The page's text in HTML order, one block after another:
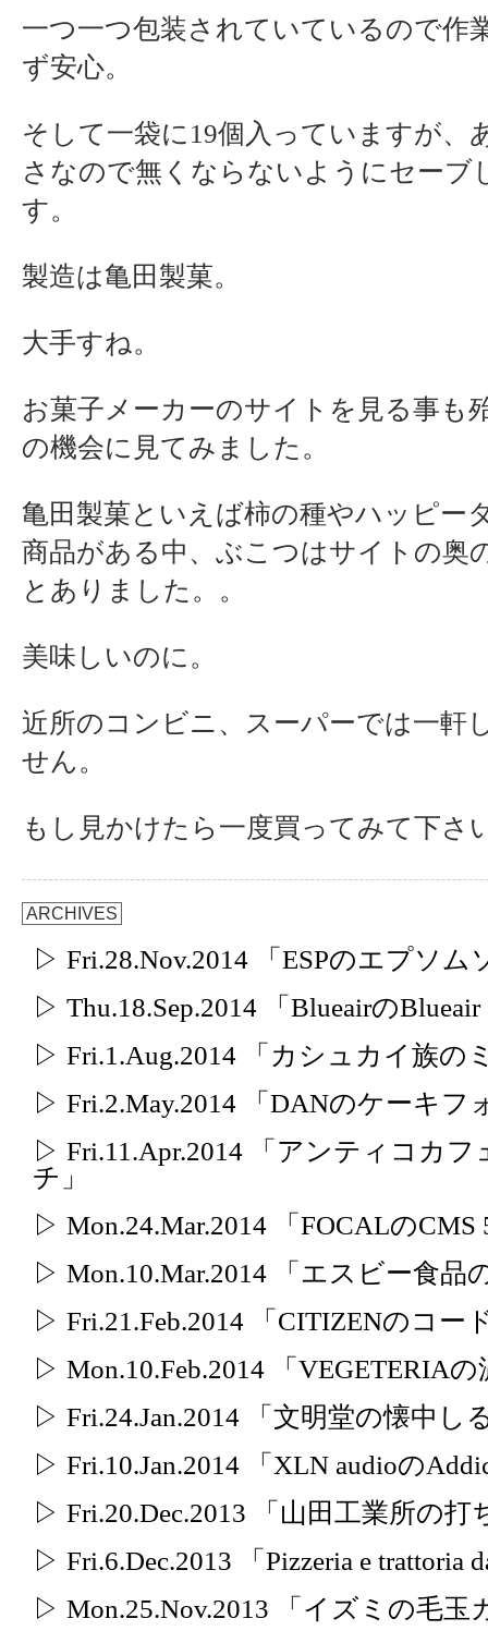
一つ一つ包装されていているので作
ず安心。
そして一袋に19個入っていますが、
さなので無くならないようにセーブ
す。
製造は亀田製菓。
大手すね。
お菓子メーカーのサイトを見る事も
の機会に見てみました。
亀田製菓といえば柿の種やハッピー
商品がある中、ぶこつはサイトの奥
とありました。。
美味しいのに。
近所のコンビニ、スーパーでは一軒
せん。
もし見かけたら一度買ってみて下さ
ARCHIVES
▷ Fri.28.Nov.2014 「ESPのエプソム
▷ Thu.18.Sep.2014 「BlueairのBlueair
▷ Fri.1.Aug.2014 「カシュカイ族の
▷ Fri.2.May.2014 「DANのケーキフ
▷ Fri.11.Apr.2014 「アンティコカ
チ」
▷ Mon.24.Mar.2014 「FOCALのCMS
▷ Mon.10.Mar.2014 「エスビー食品
▷ Fri.21.Feb.2014 「CITIZENのコー
▷ Mon.10.Feb.2014 「VEGETERIA
▷ Fri.24.Jan.2014 「文明堂の懐中し
▷ Fri.10.Jan.2014 「XLN audioの
▷ Fri.20.Dec.2013 「山田工業所の打
▷ Fri.6.Dec.2013 「Pizzeria e
▷ Mon.25.Nov.2013 「イズミの毛玉